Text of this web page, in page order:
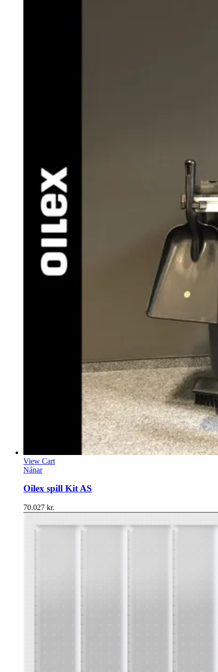
View Cart
Nánar
Oilex spill Kit AS
70.027 kr.